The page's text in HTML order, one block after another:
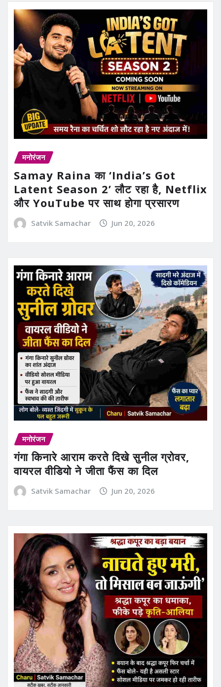
मनोरंजन
Samay Raina का ‘India’s Got
Latent Season 2’ लौट रहा है, Netflix
और YouTube पर साथ होगा प्रसारण
Satvik Samachar Jun 20, 2026
मनोरंजन
गंगा किनारे आराम करते दिखे सुनील ग्रोवर,
वायरल वीडियो ने जीता फैंस का दिल
Satvik Samachar Jun 20, 2026